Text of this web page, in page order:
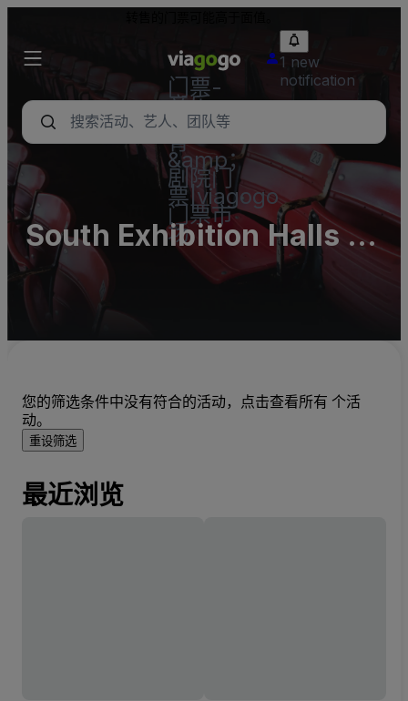
门票-
音乐
会，体
育
&amp；
剧院门
票|viagogo
门票市
场
1 new
notification
South Exhibition Halls at
Tokyo Big Sight -
您的筛选条件中没有符合的活动，点击查看所有 个活
动。
重设筛选
最近浏览